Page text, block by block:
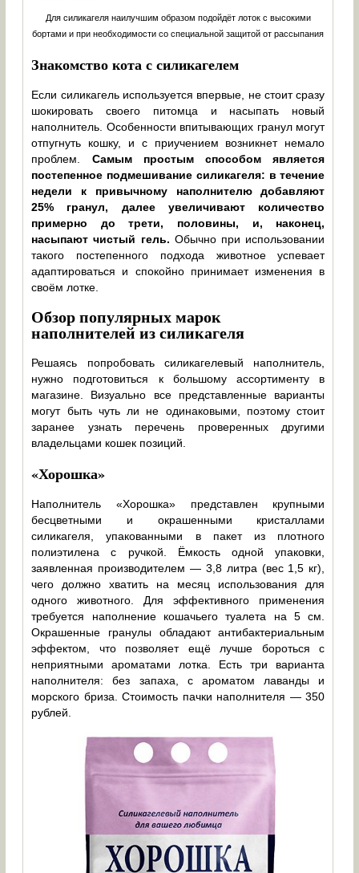
Для силикагеля наилучшим образом подойдёт лоток с высокими
бортами и при необходимости со специальной защитой от рассыпания
Знакомство кота с силикагелем
Если силикагель используется впервые, не стоит сразу
шокировать своего питомца и насыпать новый
наполнитель. Особенности впитывающих гранул могут
отпугнуть кошку, и с приучением возникнет немало
проблем. Самым простым способом является
постепенное подмешивание силикагеля: в течение
недели к привычному наполнителю добавляют
25% гранул, далее увеличивают количество
примерно до трети, половины, и, наконец,
насыпают чистый гель. Обычно при использовании
такого постепенного подхода животное успевает
адаптироваться и спокойно принимает изменения в
своём лотке.
Обзор популярных марок
наполнителей из силикагеля
Решаясь попробовать силикагелевый наполнитель,
нужно подготовиться к большому ассортименту в
магазине. Визуально все представленные варианты
могут быть чуть ли не одинаковыми, поэтому стоит
заранее узнать перечень проверенных другими
владельцами кошек позиций.
«Хорошка»
Наполнитель «Хорошка» представлен крупными
бесцветными и окрашенными кристаллами
силикагеля, упакованными в пакет из плотного
полиэтилена с ручкой. Ёмкость одной упаковки,
заявленная производителем — 3,8 литра (вес 1,5 кг),
чего должно хватить на месяц использования для
одного животного. Для эффективного применения
требуется наполнение кошачьего туалета на 5 см.
Окрашенные гранулы обладают антибактериальным
эффектом, что позволяет ещё лучше бороться с
неприятными ароматами лотка. Есть три варианта
наполнителя: без запаха, с ароматом лаванды и
морского бриза. Стоимость пачки наполнителя — 350
рублей.